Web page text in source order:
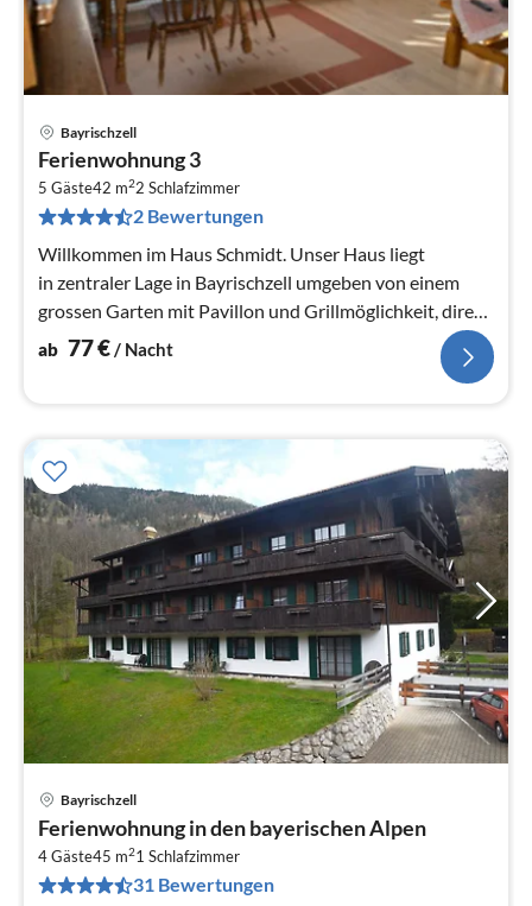
Bayrischzell
Ferienwohnung 3
5 Gäste42 m22 Schlafzimmer
2 Bewertungen
Willkommen im Haus Schmidt. Unser Haus liegt
in zentraler Lage in Bayrischzell umgeben von einem
grossen Garten mit Pavillon und Grillmöglichkeit, direkt
am Wendelsteinbach.
ab 77€/ Nacht
Bayrischzell
Ferienwohnung in den bayerischen Alpen
4 Gäste45 m21 Schlafzimmer
31 Bewertungen